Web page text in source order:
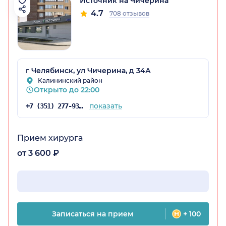
4.7 708 отзывов
г Челябинск, ул Чичерина, д 34А
Калининский район
Открыто до 22:00
+7 (351) 277-93-31 показать
Прием хирурга
от 3 600 ₽
Записаться на прием + 100